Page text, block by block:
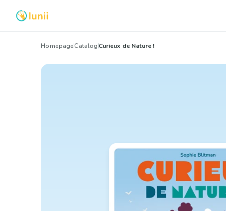
HomepageCatalogCurieux de Nature !